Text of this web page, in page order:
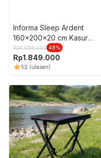
Informa Sleep Ardent
160x200x20 cm Kasur
Foam Pocket Springbed -
Abu-Abu
Rp3.599.000 48%
Rp1.849.000
52 (ulasan)